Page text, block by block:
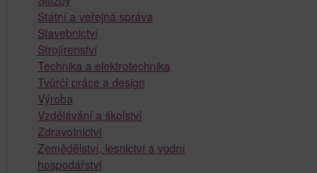
Státní a veřejná správa
Stavebnictví
Strojírenství
Technika a elektrotechnika
Tvůrčí práce a design
Výroba
Vzdělávání a školství
Zdravotnictví
Zemědělství, lesnictví a vodní
hospodářství